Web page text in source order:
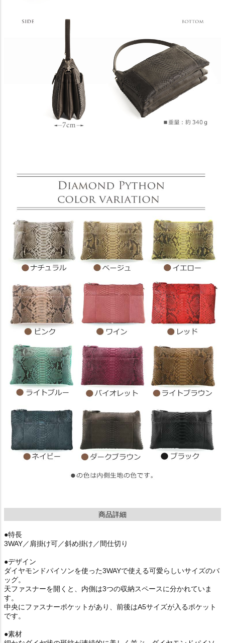
商品詳細
●特長
3WAY／肩掛け可／斜め掛け／間仕切り
●デザイン
ダイヤモンドパイソンを使った3WAYで使える可愛らしいサイズのバ
ッグ。
天ファスナーを開くと、内側は3つの収納スペースに分かれていま
す。
中央にファスナーポケットがあり、前後はA5サイズが入るポケット
です。
●素材